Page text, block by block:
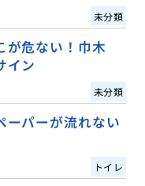
未分類
が危ない！巾木
イン
未分類
ーパーが流れない
トイレ